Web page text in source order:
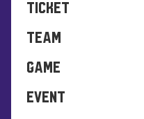
TICKET
TEAM
GAME
EVENT